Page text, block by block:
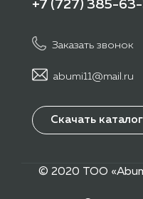
+7 (727) 385-63-
Заказать звонок
abumi11@mail.ru
Скачать каталог
© 2020 ТОО